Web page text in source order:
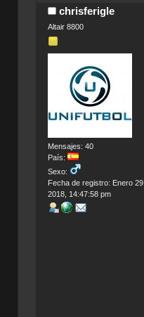
chrisferigle
Altair 8800
Mensajes: 40
País:
Sexo:
Fecha de registro: Enero 29,
2018, 14:47:58 pm